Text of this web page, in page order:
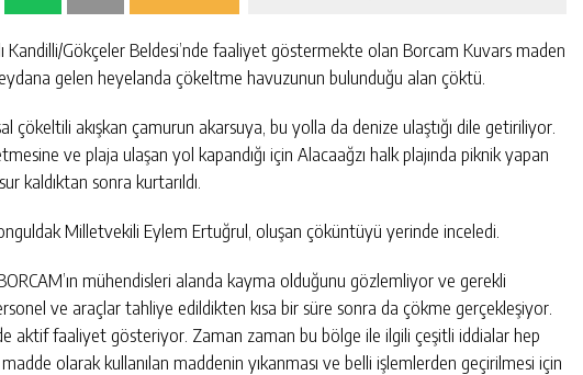
Kandilli/Gökçeler Beldesi’nde faaliyet göstermekte olan Borcam Kuvars maden
gelen heyelanda çökeltme havuzunun bulunduğu alan çöktü.
çökeltili akışkan çamurun akarsuya, bu yolla da denize ulaştığı dile getiriliyor.
ve plaja ulaşan yol kapandığı için Alacaağzı halk plajında piknik yapan
kaldıktan sonra kurtarıldı.
Milletvekili Eylem Ertuğrul, oluşan çöküntüyü yerinde inceledi.
mühendisleri alanda kayma olduğunu gözlemliyor ve gerekli
ve araçlar tahliye edildikten kısa bir süre sonra da çökme gerçekleşiyor.
aktif faaliyet gösteriyor. Zaman zaman bu bölge ile ilgili çeşitli iddialar hep
olarak kullanılan maddenin yıkanması ve belli işlemlerden geçirilmesi için